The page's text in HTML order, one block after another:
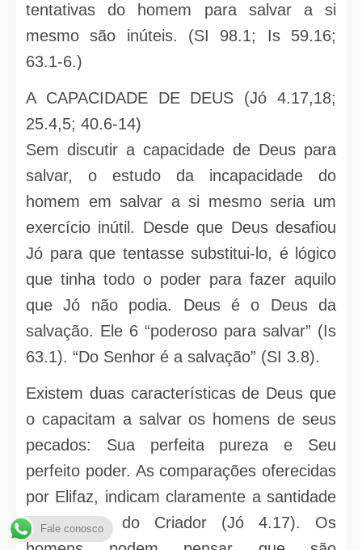
tentativas do homem para salvar a si
mesmo são inúteis. (SI 98.1; Is 59.16;
63.1-6.)
A CAPACIDADE DE DEUS (Jó 4.17,18;
25.4,5; 40.6-14)
Sem discutir a capacidade de Deus para
salvar, o estudo da incapacidade do
homem em salvar a si mesmo seria um
exercício inútil. Desde que Deus desafiou
Jó para que tentasse substitui-lo, é lógico
que tinha todo o poder para fazer aquilo
que Jó não podia. Deus é o Deus da
salvação. Ele 6 “poderoso para salvar” (Is
63.1). “Do Senhor é a salvação” (SI 3.8).
Existem duas características de Deus que
o capacitam a salvar os homens de seus
pecados: Sua perfeita pureza e Seu
perfeito poder. As comparações oferecidas
por Elifaz, indicam claramente a santidade
ou pureza do Criador (Jó 4.17). Os
Fale conosco